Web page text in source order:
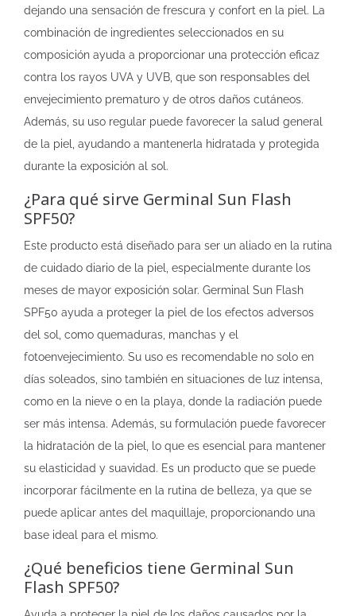
dejando una sensación de frescura y confort en la piel. La
combinación de ingredientes seleccionados en su
composición ayuda a proporcionar una protección eficaz
contra los rayos UVA y UVB, que son responsables del
envejecimiento prematuro y de otros daños cutáneos.
Además, su uso regular puede favorecer la salud general
de la piel, ayudando a mantenerla hidratada y protegida
durante la exposición al sol.
¿Para qué sirve Germinal Sun Flash
SPF50?
Este producto está diseñado para ser un aliado en la rutina
de cuidado diario de la piel, especialmente durante los
meses de mayor exposición solar. Germinal Sun Flash
SPF50 ayuda a proteger la piel de los efectos adversos
del sol, como quemaduras, manchas y el
fotoenvejecimiento. Su uso es recomendable no solo en
días soleados, sino también en situaciones de luz intensa,
como en la nieve o en la playa, donde la radiación puede
ser más intensa. Además, su formulación puede favorecer
la hidratación de la piel, lo que es esencial para mantener
su elasticidad y suavidad. Es un producto que se puede
incorporar fácilmente en la rutina de belleza, ya que se
puede aplicar antes del maquillaje, proporcionando una
base ideal para el mismo.
¿Qué beneficios tiene Germinal Sun
Flash SPF50?